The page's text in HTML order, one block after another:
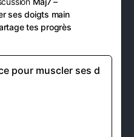
ses doigts main
tes progrès
pour muscler ses d